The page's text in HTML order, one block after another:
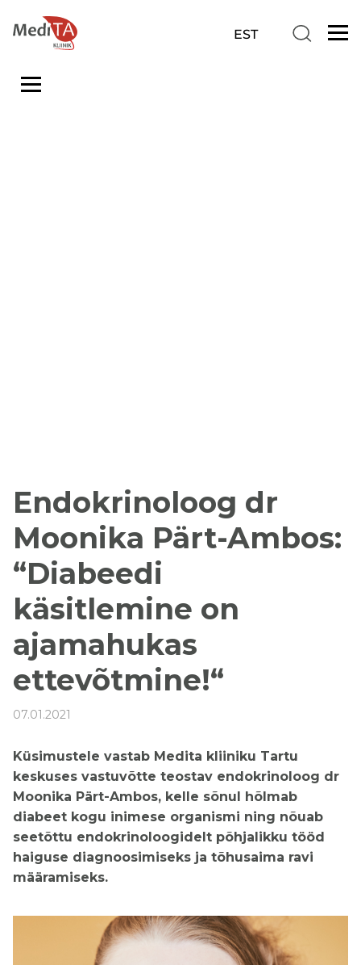
Endokrinoloog dr
Moonika Pärt-Ambos:
“Diabeedi
käsitlemine on
ajamahukas
ettevõtmine!“
07.01.2021
Küsimustele vastab Medita kliiniku Tartu
keskuses vastuvõtte teostav endokrinoloog dr
Moonika Pärt-Ambos, kelle sõnul hõlmab
diabeet kogu inimese organismi ning nõuab
seetõttu endokrinoloogidelt põhjalikku tööd
haiguse diagnoosimiseks ja tõhusaima ravi
määramiseks.